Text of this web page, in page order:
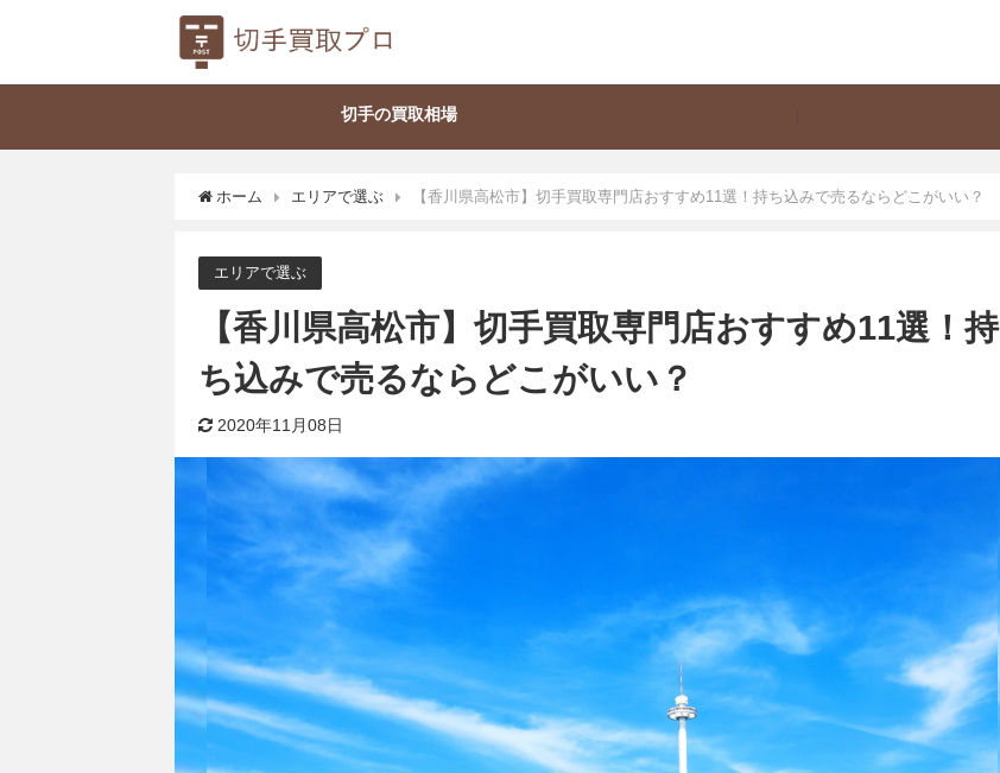
切手の買取相場
ホーム エリアで選ぶ 【香川県高松市】切手買取専門店おすすめ11選！持ち込みで売るならどこがいい？
エリアで選ぶ
【香川県高松市】切手買取専門店おすすめ11選！持
ち込みで売るならどこがいい？
2020年11月08日